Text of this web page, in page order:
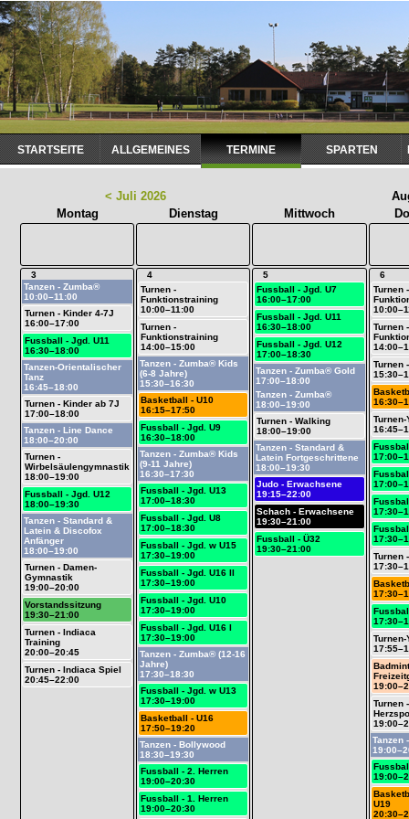
Navigation
überspringen
STARTSEITE ALLGEMEINES TERMINE SPARTEN
< Juli 2026
Montag
Dienstag Mittwoch
3
Tanzen - Zumba®
10:00–11:00
Turnen - Kinder 4-7J
16:00–17:00
Fussball - Jgd. U11
16:30–18:00
Tanzen-Orientalischer
Tanz
16:45–18:00
Turnen - Kinder ab 7J
17:00–18:00
Tanzen - Line Dance
18:00–20:00
Turnen -
Wirbelsäulengymnastik
18:00–19:00
Fussball - Jgd. U12
18:00–19:30
Tanzen - Standard &
Latein & Discofox
Anfänger
18:00–19:00
Turnen - Damen-
Gymnastik
19:00–20:00
Vorstandssitzung
19:30–21:00
Turnen - Indiaca
Training
20:00–20:45
Turnen - Indiaca Spiel
20:45–22:00
4
Turnen -
Funktionstraining
10:00–11:00
Turnen -
Funktionstraining
14:00–15:00
Tanzen - Zumba® Kids
(6-8 Jahre)
15:30–16:30
Basketball - U10
16:15–17:50
Fussball - Jgd. U9
16:30–18:00
Tanzen - Zumba® Kids
(9-11 Jahre)
16:30–17:30
Fussball - Jgd. U13
17:00–18:30
Fussball - Jgd. U8
17:00–18:30
Fussball - Jgd. w U15
17:30–19:00
Fussball - Jgd. U16 II
17:30–19:00
Fussball - Jgd. U10
17:30–19:00
Fussball - Jgd. U16 I
17:30–19:00
Tanzen - Zumba® (12-16
Jahre)
17:30–18:30
Fussball - Jgd. w U13
17:30–19:00
Basketball - U16
17:50–19:20
Tanzen - Bollywood
18:30–19:30
Fussball - 2. Herren
19:00–20:30
Fussball - 1. Herren
19:00–20:30
5
Fussball - Jgd. U7
16:00–17:00
Fussball - Jgd. U11
16:30–18:00
Fussball - Jgd. U12
17:00–18:30
Tanzen - Zumba® Gold
17:00–18:00
Tanzen - Zumba®
18:00–19:00
Turnen - Walking
18:00–19:00
Tanzen - Standard &
Latein Fortgeschrittene
18:00–19:30
Judo - Erwachsene
19:15–22:00
Schach - Erwachsene
19:30–21:00
Fussball - Ü32
19:30–21:00
6
Turnen -
Turnen -
Turnen
Turnen-
Turnen
Turnen-
Turnen
Tanzen
U19